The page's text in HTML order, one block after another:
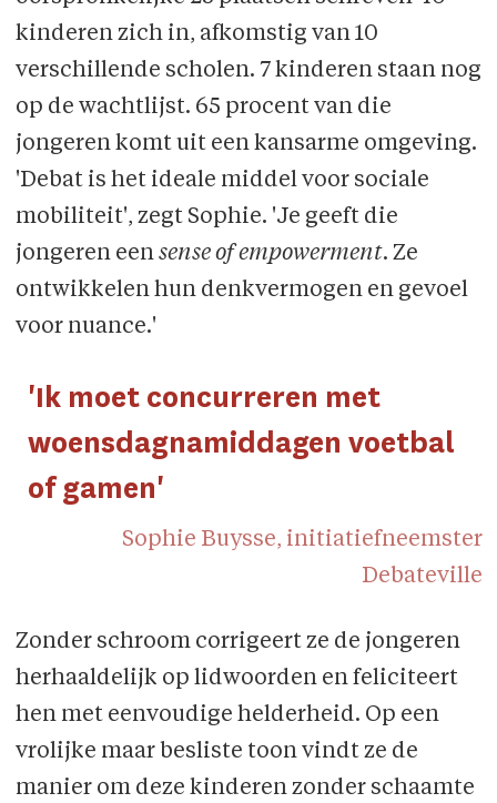
kinderen zich in, afkomstig van 10
verschillende scholen. 7 kinderen staan nog
op de wachtlijst. 65 procent van die
jongeren komt uit een kansarme omgeving.
'Debat is het ideale middel voor sociale
mobiliteit', zegt Sophie. 'Je geeft die
jongeren een sense of empowerment. Ze
ontwikkelen hun denkvermogen en gevoel
voor nuance.'
'Ik moet concurreren met
woensdagnamiddagen voetbal
of gamen'
Sophie Buysse, initiatiefneemster
Debateville
Zonder schroom corrigeert ze de jongeren
herhaaldelijk op lidwoorden en feliciteert
hen met eenvoudige helderheid. Op een
vrolijke maar besliste toon vindt ze de
manier om deze kinderen zonder schaamte